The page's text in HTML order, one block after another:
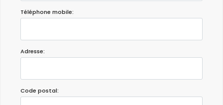
Téléphone mobile:
Adresse:
Code postal: